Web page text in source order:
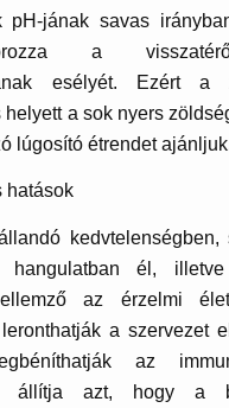
pH-jának savas
a
esélyét. Ezért a
helyett a sok nyers
lúgosító étrendet
hatások
kedvtelenségben,
hangulatban él,
az érzelmi
a szervezet
az
állítja azt, hogy a